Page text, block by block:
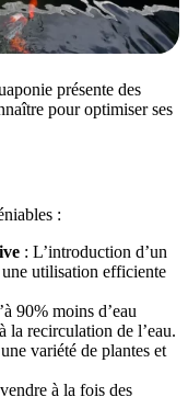
présente des
pour optimiser ses
:
: L’introduction d’un
utilisation efficiente
90% moins d’eau
la recirculation de l’eau.
variété de plantes et
à la fois des